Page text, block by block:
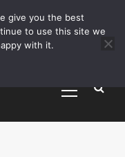
sa fii DJ?
Menu
give you the best
to use this site we
with it.